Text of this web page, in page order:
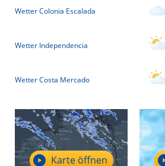
Wetter Colonia Escalada
Wetter Independencia
Wetter Costa Mercado
Karte öffnen